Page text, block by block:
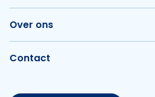
Over ons
Contact